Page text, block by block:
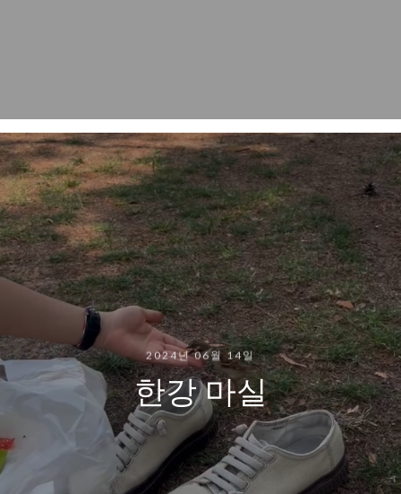
2024년 06월 14일
한강 마실